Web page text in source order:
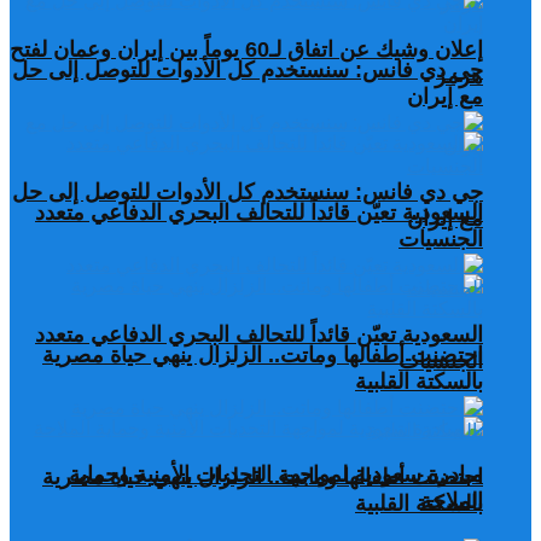
جي دي فانس: سنستخدم كل الأدوات للتوصل إلى حل
مع إيران
السعودية تعيّن قائداً للتحالف البحري الدفاعي متعدد
الجنسيات
احتضنت أطفالها وماتت.. الزلزال ينهي حياة مصرية
بالسكتة القلبية
مبادرة سعودية لمواجهة التحديات الأمنية وحماية
الملاحة
إعلان وشيك عن اتفاق لـ60 يوماً بين إيران وعمان لفتح
هرمز
جي دي فانس: سنستخدم كل الأدوات للتوصل إلى حل
مع إيران
السعودية تعيّن قائداً للتحالف البحري الدفاعي متعدد
الجنسيات
احتضنت أطفالها وماتت.. الزلزال ينهي حياة مصرية
بالسكتة القلبية